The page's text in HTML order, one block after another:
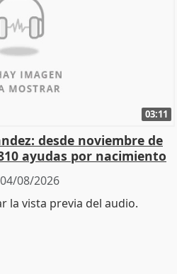
03:11
desde noviembre de
ayudas por nacimiento
04/08/2026